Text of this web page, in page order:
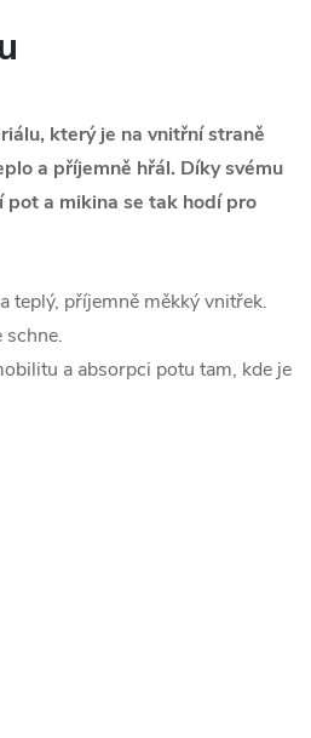
který je na vnitřní straně
a příjemně hřál. Díky svému
a mikina se tak hodí pro
teplý, příjemně měkký vnitřek.
schne.
a absorpci potu tam, kde je